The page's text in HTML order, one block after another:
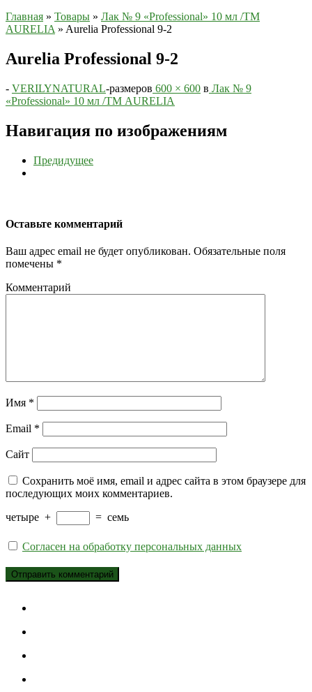
Главная » Товары » Лак № 9 «Professional» 10 мл /ТМ
AURELIA » Aurelia Professional 9-2
Aurelia Professional 9-2
- VERILYNATURAL-размеров 600 × 600 в Лак № 9
«Professional» 10 мл /ТМ AURELIA
Навигация по изображениям
Предидущее
Оставьте комментарий
Ваш адрес email не будет опубликован. Обязательные поля
помечены *
Комментарий
Имя *
Email *
Сайт
Сохранить моё имя, email и адрес сайта в этом браузере для
последующих моих комментариев.
четыре + = семь
Согласен на обработку персональных данных